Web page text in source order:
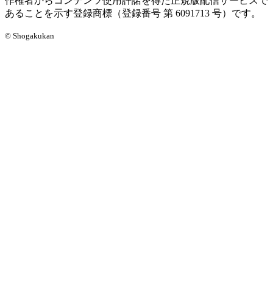
あることを示す登録商標（登録番号 第 6091713 号）です。
© Shogakukan